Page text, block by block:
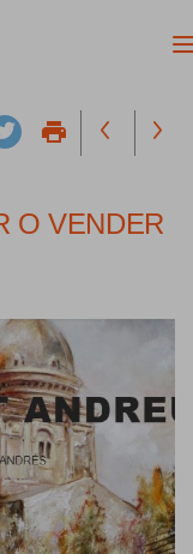
print
O VENDER